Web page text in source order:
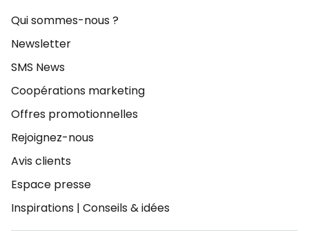
Qui sommes-nous ?
Newsletter
SMS News
Coopérations marketing
Offres promotionnelles
Rejoignez-nous
Avis clients
Espace presse
Inspirations | Conseils & idées